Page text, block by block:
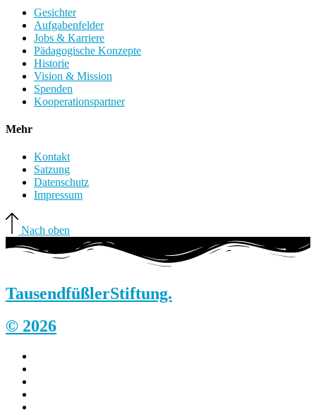
Gesichter
Aufgabenfelder
Jobs & Karriere
Pädagogische Konzepte
Historie
Vision & Mission
Spenden
Kooperationspartner
Mehr
Kontakt
Satzung
Datenschutz
Impressum
Nach oben
TausendfüßlerStiftung.
© 2026